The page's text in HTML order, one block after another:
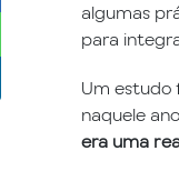
algumas
para
Um estudo
naquele
era uma